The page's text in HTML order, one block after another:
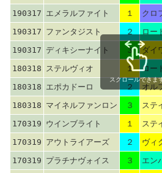
190317 エメラルファイト １ クロ
190317 ファンタジスト ２ ロー
190317 ディキシーナイト ３ ダイ
180318
ステルヴィオ １ ロー
180318 エポカドーロ ２ オル
180318 マイネルファンロン ３ ステ
170319 ウインブライト １ ステ
170319 アウトライアーズ ２ ヴィ
170319 プラチナヴォイス ３ エン
スクロールできま